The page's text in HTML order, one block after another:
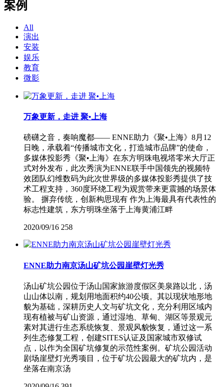
案例
All
演出
安装
娱乐
教育
微影
万象更新，走进 聚•上海
磅礴之音，奏响魔都—— ENNE助力《聚•上海》8月12
日晚，承载着“传播城市文化，打造城市品牌”的使命，
多媒体投影秀《聚•上海》在东方明珠电视塔零米大厅正
式对外发布，此次秀演为ENNE联手中国领先的视频特
效团队幻维数码为此次世界级的多媒体投影秀提供了技
术工程支持，360度环绕工程为观赏带来更震撼的场景体
验。 摒弃传统，创新构思现有 作为上海最具有代表性的
标志性建筑，东方明珠坐落于上海黄浦江畔
2020/09/16 258
ENNE助力南京汤山矿坑公园崖壁灯光秀
汤山矿坑公园位于汤山国家旅游度假区美泉路以北，汤
山山体以南，规划用地面积约40公顷。其以现状地形地
貌为基础，深耕历史人文与矿坑文化，充分利用区域内
现有植被与矿山资源，通过湿地、草甸、湖区等景观元
素对其进行生态系统恢复、景观风貌恢复，通过这一系
列生态修复工程，创建SITES认证及国家城市双修试
点，以作为全国矿坑修复的示范性案例。矿坑公园活动
剧场崖壁灯光秀项目，位于矿坑公园最大的矿坑内，是
坐落在南京汤